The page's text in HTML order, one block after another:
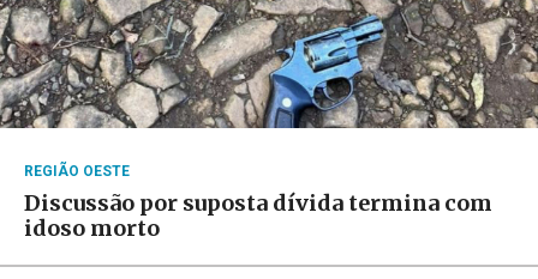
REGIÃO OESTE
Discussão por suposta dívida termina com
idoso morto